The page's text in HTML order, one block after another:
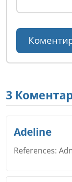
3
Adeline
References: